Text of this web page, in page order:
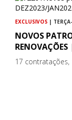
EXCLUSIVOS |
NOVOS
17 contratações,